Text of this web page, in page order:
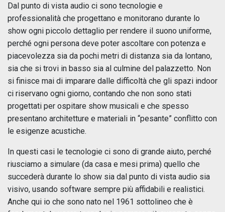
Dal punto di vista audio ci sono tecnologie e
professionalità che progettano e monitorano durante lo
show ogni piccolo dettaglio per rendere il suono uniforme,
perché ogni persona deve poter ascoltare con potenza e
piacevolezza sia da pochi metri di distanza sia da lontano,
sia che si trovi in basso sia al culmine del palazzetto. Non
si finisce mai di imparare dalle difficoltà che gli spazi indoor
ci riservano ogni giorno, contando che non sono stati
progettati per ospitare show musicali e che spesso
presentano architetture e materiali in “pesante” conflitto con
le esigenze acustiche.
In questi casi le tecnologie ci sono di grande aiuto, perché
riusciamo a simulare (da casa e mesi prima) quello che
succederà durante lo show sia dal punto di vista audio sia
visivo, usando software sempre più affidabili e realistici.
Anche qui io che sono nato nel 1961 sottolineo che è